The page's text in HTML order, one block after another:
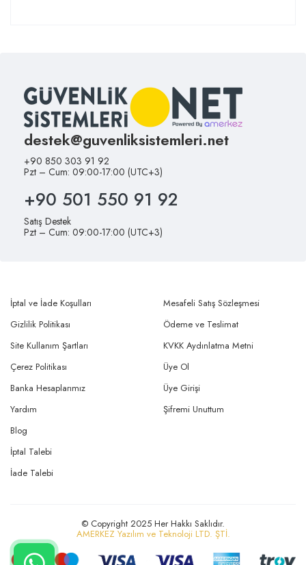
destek@guvenliksistemleri.net
+90 850 303 91 92
Pzt – Cum: 09:00-17:00 (UTC+3)
+90 501 550 91 92
Satış Destek
Pzt – Cum: 09:00-17:00 (UTC+3)
İptal ve İade Koşulları
Gizlilik Politikası
Site Kullanım Şartları
Mesafeli Satış Sözleşmesi
Ödeme ve Teslimat
KVKK Aydınlatma Metni
Çerez Politikası
Banka Hesaplarımız
Yardım
Üye Ol
Üye Girişi
Şifremi Unuttum
Blog
İptal Talebi
İade Talebi
© Copyright 2025 Her Hakkı Saklıdır.
AMERKEZ Yazılım ve Teknoloji LTD. ŞTİ.